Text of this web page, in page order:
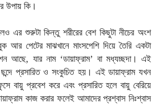
উপায় কি।
এর শুরুটা কিন্তু শরীরের বেশ কিছুটা নীচের অংশ
পেটের মাঝখানে মাংসপেশি দিয়ে তৈরি একটা
আছে, যার নাম ‘ডায়াফ্রাম’ বা মধ্যচ্ছদা। এই
ছন্দে প্রসারিত ও সংকুচিত হয়। এই ডায়াফ্রাম যখন
বায়ু প্রবেশ করে এবং প্রসারিত হলে বায়ু বেরিয়ে
কাজ করার ফলেই আমাদের প্রশ্বাস নিঃশ্বাস